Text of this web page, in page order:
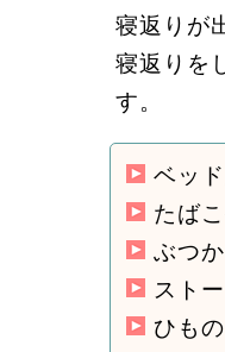
寝返りが
寝返りを
す。
ベッ
たば
ぶつ
スト
ひも